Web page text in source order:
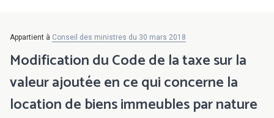
Appartient à Conseil des ministres du 30 mars 2018
Modification du Code de la taxe sur la
valeur ajoutée en ce qui concerne la
location de biens immeubles par nature